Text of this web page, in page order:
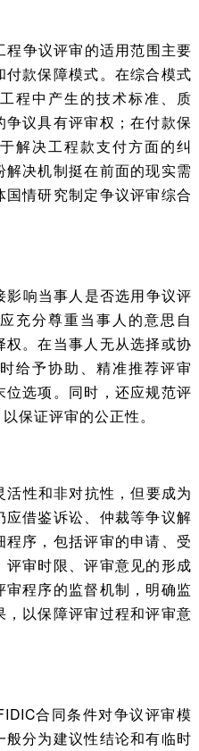
程争议评审的适用范围主要
款保障模式。在综合模式
程中产生的技术标准、质
议具有评审权；在付款保
解决工程款支付方面的纠
决机制挺在前面的现实需
情研究制定争议评审综合
响当事人是否选用争议评
充分尊重当事人的意思自
。在当事人无从选择或协
给予协助、精准推荐评审
选项。同时，还应规范评
保证评审的公正性。
性和非对抗性，但要成为
借鉴诉讼、仲裁等争议解
序，包括评审的申请、受
审时限、评审意见的形成
程序的监督机制，明确监
以保障评审过程和评审意
合同条件对争议评审模
分为建议性结论和有临时